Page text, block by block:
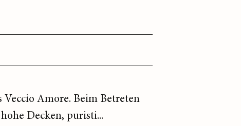
Amore. Beim Betreten
Decken, puristi...